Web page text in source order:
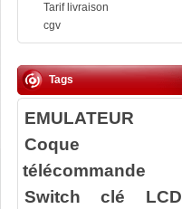
Tarif livraison
cgv
Tags
EMULATEUR
Coque
télécommande
Switch clé
LCD